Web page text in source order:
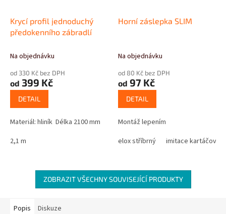
Krycí profil jednoduchý
předokenního zábradlí
Na objednávku
od 330 Kč bez DPH
od 399 Kč
DETAIL
Materiál: hliník Délka 2100 mm
2,1 m
Horní záslepka SLIM
Na objednávku
od 80 Kč bez DPH
od 97 Kč
DETAIL
Montáž lepením
elox stříbrný
imitace
ZOBRAZIT VŠECHNY SOUVISEJÍCÍ PRODUKTY
Popis Diskuze